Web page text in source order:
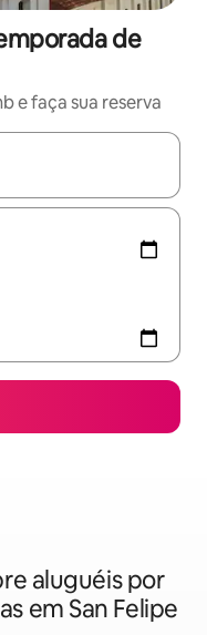
de
e faça sua reserva
explore-os
aluguéis por
em San Felipe